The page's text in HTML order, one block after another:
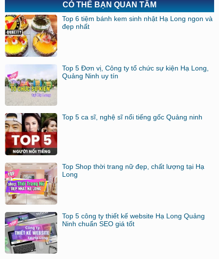
CÓ THỂ BẠN QUAN TÂM
Top 6 tiệm bánh kem sinh nhật Hạ Long ngon và
đẹp nhất
Top 5 Đơn vị, Công ty tổ chức sự kiện Hạ Long,
Quảng Ninh uy tín
Top 5 ca sĩ, nghệ sĩ nổi tiếng gốc Quảng ninh
Top Shop thời trang nữ đẹp, chất lượng tại Hạ
Long
Top 5 công ty thiết kế website Hạ Long Quảng
Ninh chuẩn SEO giá tốt